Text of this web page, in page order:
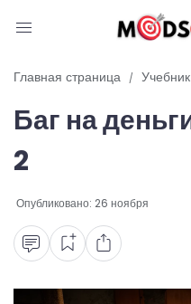
Блог
Читы и коды
Промокоды
Ошибки
Руководства
Roblox
Главная страница Учебник
Баг на
2
Опубликовано: 26 ноября